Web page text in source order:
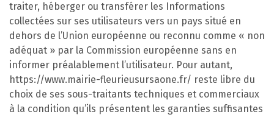
traiter, héberger ou transférer les Informations
collectées sur ses utilisateurs vers un pays situé en
dehors de l’Union européenne ou reconnu comme « non
adéquat » par la Commission européenne sans en
informer préalablement l’utilisateur. Pour autant,
https://www.mairie-fleurieusursaone.fr/ reste libre du
choix de ses sous-traitants techniques et commerciaux
à la condition qu’ils présentent les garanties suffisantes